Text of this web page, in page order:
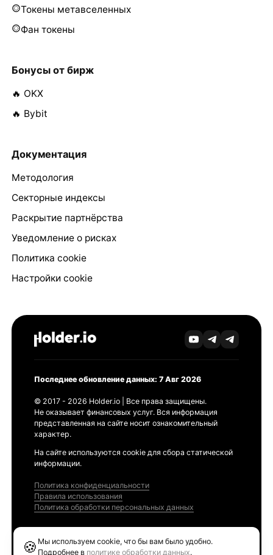
Токены метавселенных
Фан токены
Бонусы от бирж
🔥 OKX
🔥 Bybit
Документация
Методология
Секторные индексы
Раскрытие партнёрства
Уведомление о рисках
Политика cookie
Настройки cookie
Последнее обновление данных: 7 Авг 2026
© 2017 - 2026 Holder.io | Все права защищены.
Не оказывает финансовых услуг. Вся информация
представленная на сайте носит ознакомительный
характер.
На сайте используются cookie для сбора статической
информации.
Политика конфиденциальности
Правила использования
Политика обработки персональных данных
🍪 Мы используем cookie, что бы вам было удобно.
Подробнее в политике обработки данных.
Ethereum GAS Tracker